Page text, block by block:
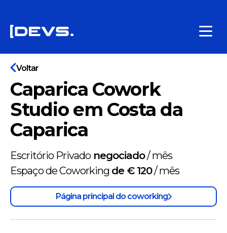
Voltar
Caparica Cowork
Studio em Costa da
Caparica
Escritório Privadonegociado/mês
Espaço de Coworking de € 120/mês
Página principal do coworking